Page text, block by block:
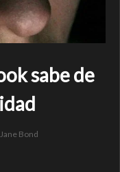
sabe de
Bond